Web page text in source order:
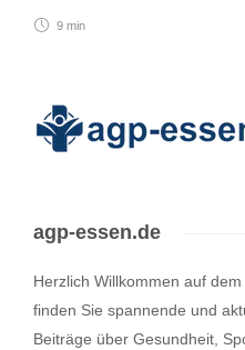
9 min
agp-essen.de
Herzlich Willkommen auf
finden Sie spannende und
Beiträge über Gesundheit,